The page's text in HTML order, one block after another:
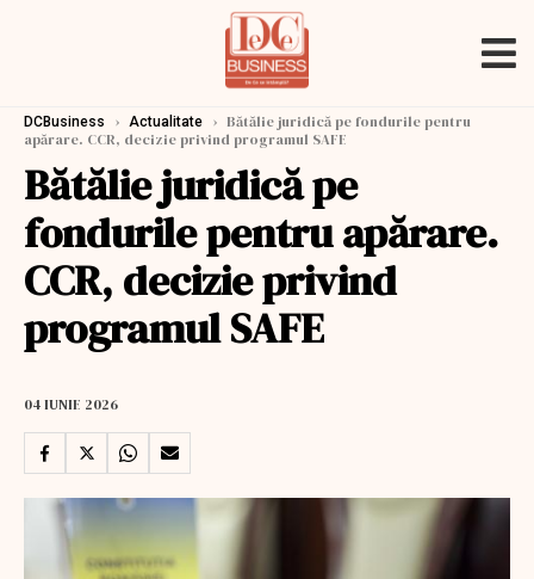
DCBusiness › Actualitate › Bătălie juridică pe fondurile pentru
apărare. CCR, decizie privind programul SAFE
Bătălie juridică pe
fondurile pentru apărare.
CCR, decizie privind
programul SAFE
04 IUNIE 2026